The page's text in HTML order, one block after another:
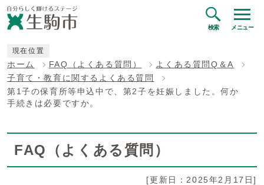
検索 メニュー
現在位置
ホーム FAQ（よくある質問）
よくある質問Q＆A
子育て・教育に関するよくある質問
第1子の保育所等申込中で、第2子を妊娠しました。何か
手続きは必要ですか。
FAQ（よくある質問）
[更新日：2025年2月17日]